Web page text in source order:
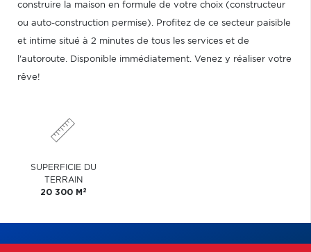
construire la maison en formule de votre choix (constructeur
ou auto-construction permise). Profitez de ce secteur paisible
et intime situé à 2 minutes de tous les services et de
l'autoroute. Disponible immédiatement. Venez y réaliser votre
rêve!
SUPERFICIE DU
TERRAIN
20 300 M 2